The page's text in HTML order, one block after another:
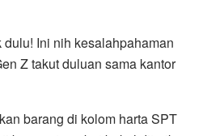
Ini nih kesalahpahaman
Z takut duluan sama kantor
barang di kolom harta SPT